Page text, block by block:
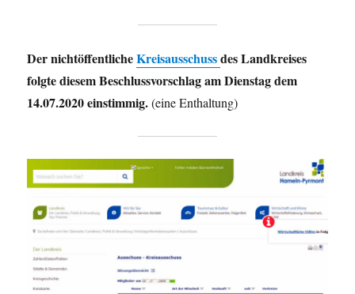
Der nichtöffentlicheKreisausschussdes Landkreises
folgte diesem Beschlussvorschlag am Dienstag dem
14.07.2020 einstimmig.(eine Enthaltung)